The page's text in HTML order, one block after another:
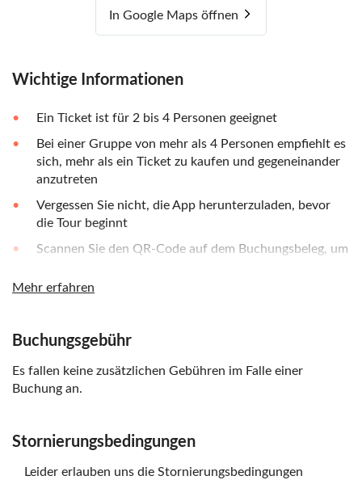
In Google Maps öffnen
Wichtige Informationen
Ein Ticket ist für 2 bis 4 Personen geeignet
Bei einer Gruppe von mehr als 4 Personen empfiehlt es
sich, mehr als ein Ticket zu kaufen und gegeneinander
anzutreten
Vergessen Sie nicht, die App herunterzuladen, bevor
die Tour beginnt
Scannen Sie den QR-Code auf dem Buchungsbeleg, um
Anmeldedaten zu erhalten
Mehr erfahren
Buchungsgebühr
Es fallen keine zusätzlichen Gebühren im Falle einer
Buchung an.
Stornierungsbedingungen
Leider erlauben uns die Stornierungsbedingungen